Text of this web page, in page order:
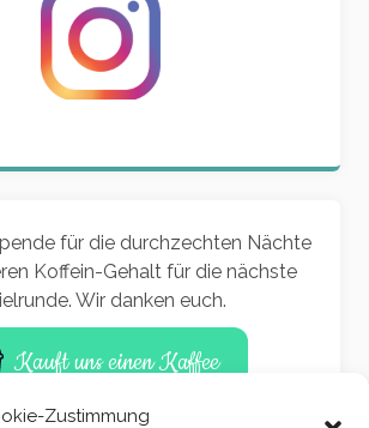
Zustimmung
für die durchzechten Nächte
Koffein-Gehalt für die nächste
Wir danken euch.
Kauft uns einen Kaffee